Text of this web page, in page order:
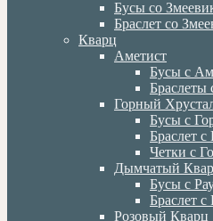
Бусы со
Браслет со
Кварц
Аметист
Бусы с
Браслеты
Горный
Бусы с
Браслет
Четки с
Дымчатый
Бусы с
Браслет с
Розовый Кварц